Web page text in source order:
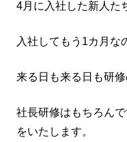
4月に入社した新人た
入社してもう1カ月な
来る日も来る日も研修
社長研修はもちろん
をいたします。